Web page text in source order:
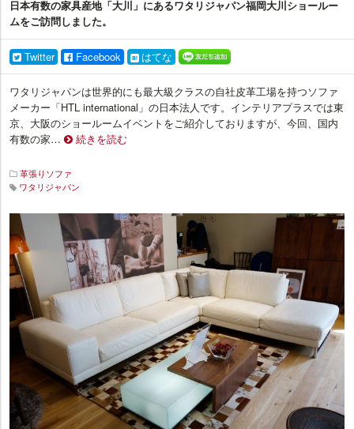
日本有数の家具産地「大川」にあるワタリジャパン福岡大川ショールー
ムをご訪問しました。
Twitter Facebook はてな
ワタリジャパンは世界的にも最大級クラスの自社皮革工場を持つソファ
メーカー「HTL international」の日本法人です。インテリアプラスでは東
京、大阪のショールームイベントをご紹介しておりますが、今回、国内
有数の家…
続きを読む
革張りソファ
ワタリジャパン
イ
テ
リ
ア
プ